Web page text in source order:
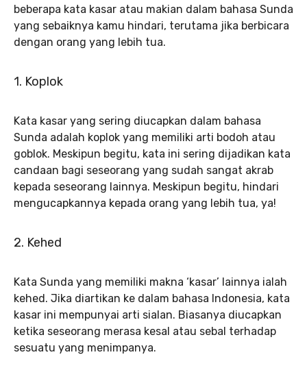
beberapa kata kasar atau makian dalam bahasa Sunda
yang sebaiknya kamu hindari, terutama jika berbicara
dengan orang yang lebih tua.
1. Koplok
Kata kasar yang sering diucapkan dalam bahasa
Sunda adalah koplok yang memiliki arti bodoh atau
goblok. Meskipun begitu, kata ini sering dijadikan kata
candaan bagi seseorang yang sudah sangat akrab
kepada seseorang lainnya. Meskipun begitu, hindari
mengucapkannya kepada orang yang lebih tua, ya!
2. Kehed
Kata Sunda yang memiliki makna ‘kasar’ lainnya ialah
kehed. Jika diartikan ke dalam bahasa Indonesia, kata
kasar ini mempunyai arti sialan. Biasanya diucapkan
ketika seseorang merasa kesal atau sebal terhadap
sesuatu yang menimpanya.